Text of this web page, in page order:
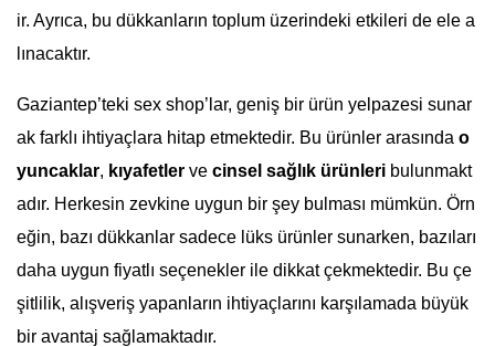
ir. Ayrıca, bu dükkanların toplum üzerindeki etkileri de ele a
lınacaktır.
Gaziantep’teki sex shop’lar, geniş bir ürün yelpazesi sunar
ak farklı ihtiyaçlara hitap etmektedir. Bu ürünler arasında o
yuncaklar, kıyafetler ve cinsel sağlık ürünleri bulunmakt
adır. Herkesin zevkine uygun bir şey bulması mümkün. Örn
eğin, bazı dükkanlar sadece lüks ürünler sunarken, bazıları
daha uygun fiyatlı seçenekler ile dikkat çekmektedir. Bu çe
şitlilik, alışveriş yapanların ihtiyaçlarını karşılamada büyük
bir avantaj sağlamaktadır.